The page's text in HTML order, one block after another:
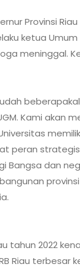
Provinsi
ketua
meninggal.
Kami akan
peran
Bangsa dan
tahun 2022
Riau